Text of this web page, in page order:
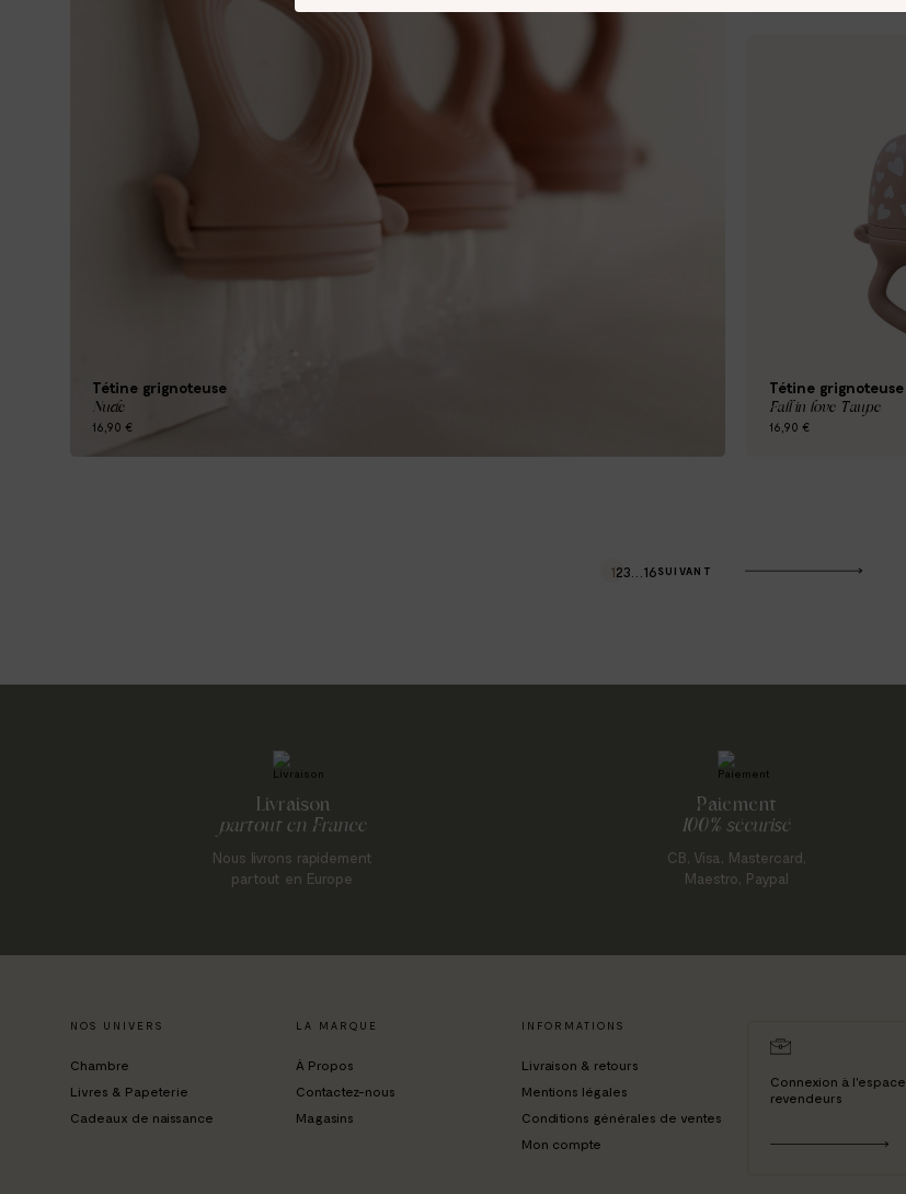
Tétine grignoteuse
Nude
16,90 €
Tétine grignoteuse
Fall in love Taupe
16,90 €
123 16SUIVANT
Livraison
partout en France
Nous livrons rapidement
partout en Europe
Paiement
100% sécurisé
CB, Visa, Mastercard,
Maestro, Paypal
NOS UNIVERS
Chambre
Livres & Papeterie
Cadeaux de naissance
LA MARQUE
À Propos
Contactez-nous
Magasins
INFORMATIONS
Livraison & retours
Mentions légales
Conditions générales de ventes
Mon compte
Connexion à l'espace
revendeurs